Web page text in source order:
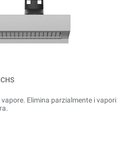
Elimina parzialmente i vapori